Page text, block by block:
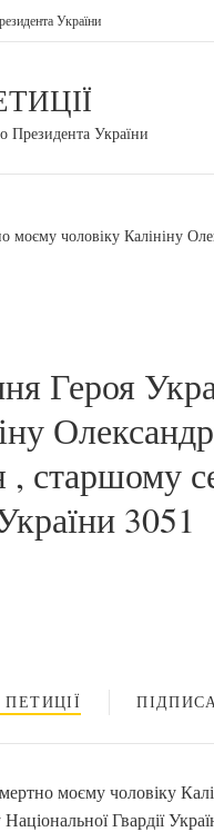
України
Президента України
чоловіку Калініну
Героя
, старшому
3051
моєму чоловіку
Гвардії